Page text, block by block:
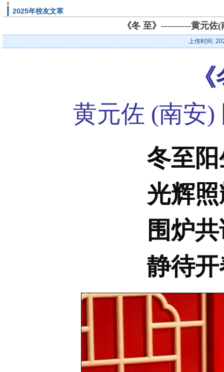
2025年校友文萃
《冬 至》----------黄元
上传时间:
黄元佐 (南安)
冬至
光辉
围炉
静待